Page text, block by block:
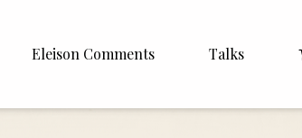
Eleison Comments Talks